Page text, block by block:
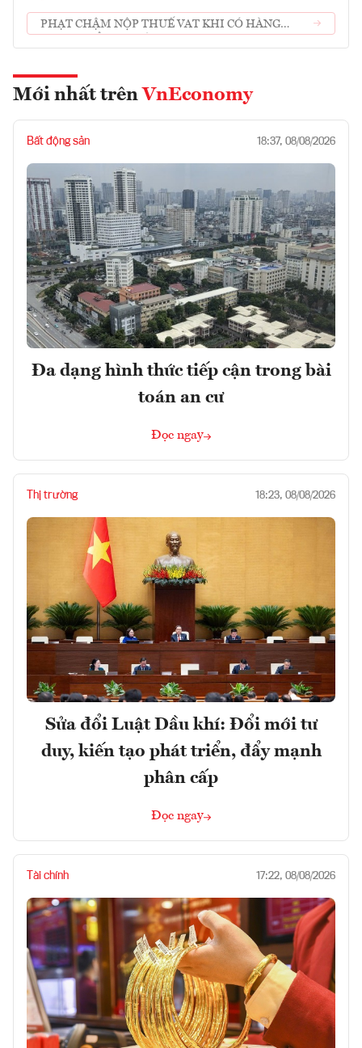
PHẠT CHẬM NỘP THUẾ VAT KHI CÓ HÀNG
Mới nhất trên VnEconomy
Bất động sản 18:37, 08/08/2026
Đa dạng hình thức tiếp cận trong bài
toán an cư
Đọc ngay
Thị trường 18:23, 08/08/2026
Sửa đổi Luật Dầu khí: Đổi mới tư
duy, kiến tạo phát triển, đẩy mạnh
phân cấp
Đọc ngay
Tài chính 17:22, 08/08/2026